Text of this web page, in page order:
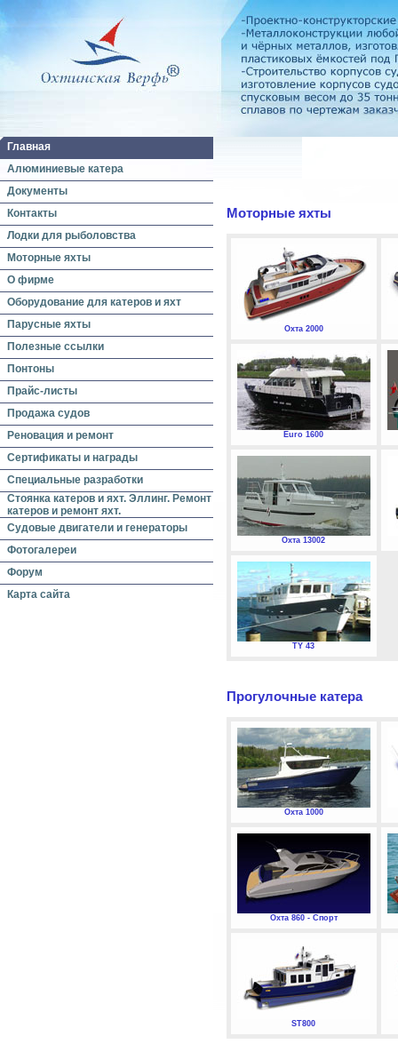
Главная
Алюминиевые катера
Документы
Контакты
Лодки для рыболовства
Моторные яхты
О фирме
Оборудование для катеров и яхт
Парусные яхты
Полезные ссылки
Понтоны
Прайс-листы
Продажа судов
Реновация и ремонт
Сертификаты и награды
Специальные разработки
Стоянка катеров и яхт. Эллинг. Ремонт
катеров и ремонт яхт.
Судовые двигатели и генераторы
Фотогалереи
Форум
Карта сайта
Моторные яхты
Охта 2000
Euro 1600
Охта 13002
TY 43
Прогулочные катера
Охта 1000
Охта 860 - Спорт
ST800